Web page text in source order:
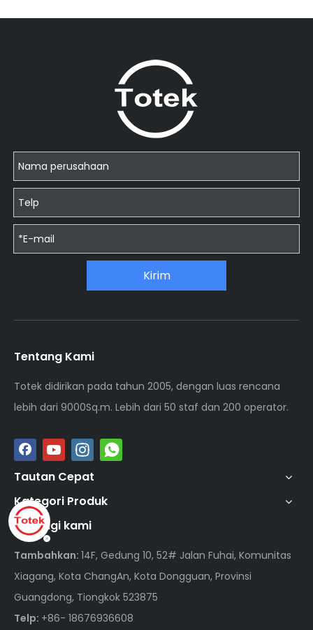
Kirim
Tentang Kami
Totek didirikan pada tahun 2005, dengan luas rencana
lebih dari 9000Sq.m. Lebih dari 50 staf dan 200 operator.
Tautan Cepat
Kategori Produk
Hubungi kami
Tambahkan: 14F, Gedung 10, 52# Jalan Fuhai, Komunitas
Xiagang, Kota ChangAn, Kota Dongguan, Provinsi
Guangdong, Tiongkok 523875
Telp: +86- 18676936608